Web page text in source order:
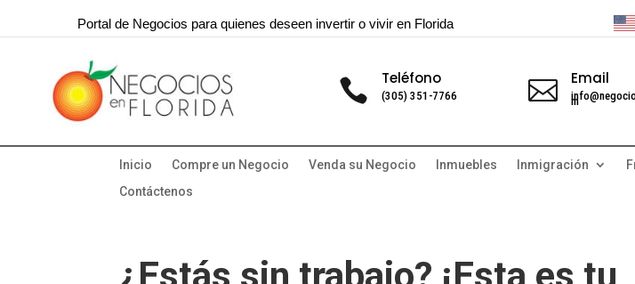
Portal de Negocios para quienes deseen invertir o vivir en Florida
 Teléfono
(305) 351-7766  Email
m
Inicio Compre un Negocio Venda su Negocio Inmuebles Inmigración
Contáctenos